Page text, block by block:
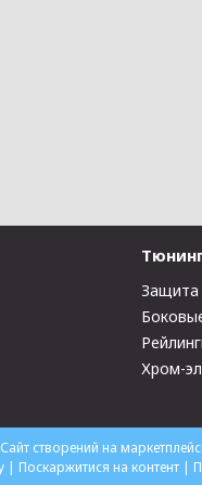
Защита
Хром-
Сайт створений на маркетплейсі
Світ Автотюнінгу | Поскаржитися на контент |